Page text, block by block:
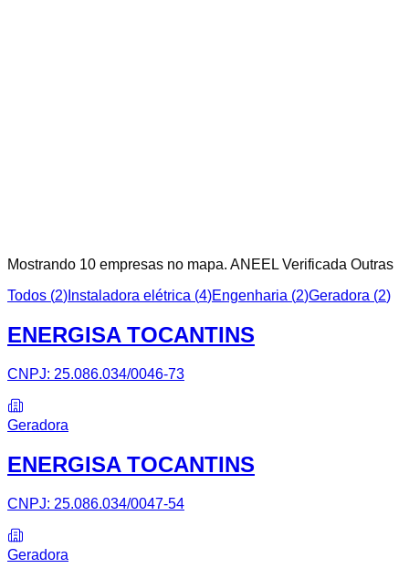
Mostrando 10 empresas no mapa. ANEEL Verificada Outras
Todos (2) Instaladora elétrica (4)Engenharia (2)Geradora (2)
ENERGISA TOCANTINS
CNPJ: 25.086.034/0046-73
Geradora
ENERGISA TOCANTINS
CNPJ: 25.086.034/0047-54
Geradora